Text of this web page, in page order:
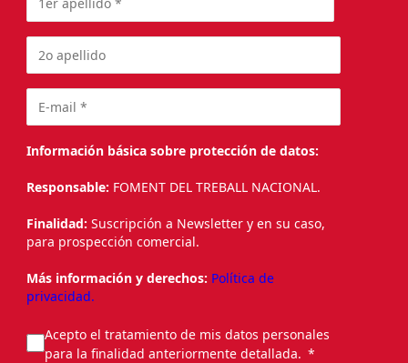
Información básica sobre protección de datos:
Responsable: FOMENT DEL TREBALL NACIONAL.
Finalidad: Suscripción a Newsletter y en su caso,
para prospección comercial.
Más información y derechos: Política de
privacidad.
Acepto el tratamiento de mis datos personales
para la finalidad anteriormente detallada.